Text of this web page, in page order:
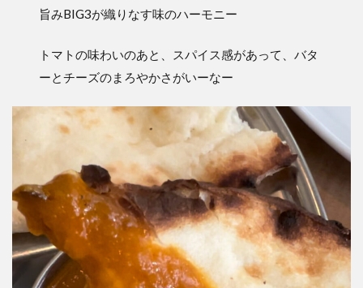
旨みBIG3が織りなす味のハーモニー
トマトの味わいのあと、スパイス感があって、バタ
ーとチーズのまろやかさがいーなー